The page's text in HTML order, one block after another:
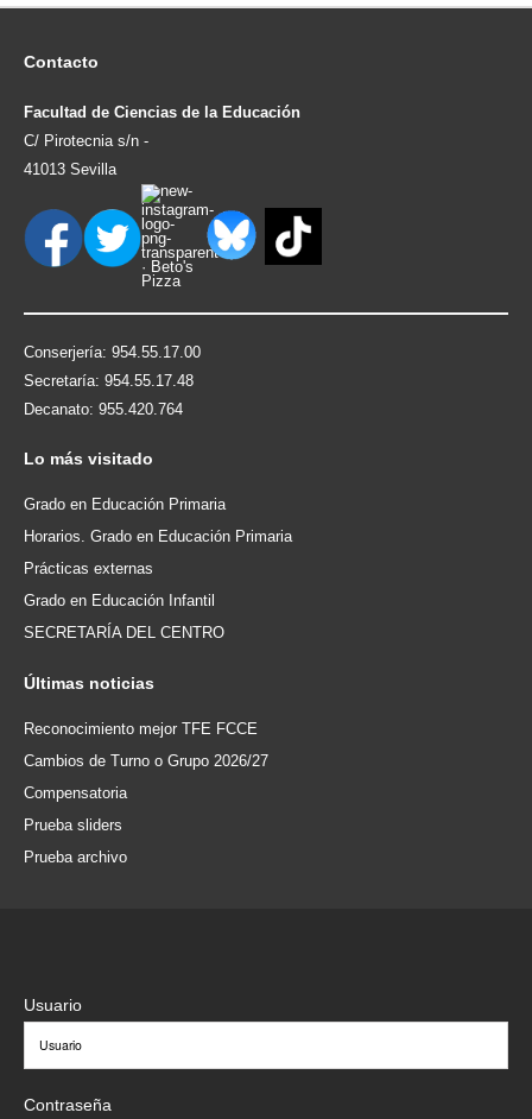
Contacto
Facultad de Ciencias de la Educación
C/ Pirotecnia s/n -
41013 Sevilla
Conserjería: 954.55.17.00
Secretaría: 954.55.17.48
Decanato: 955.420.764
Lo más visitado
Grado en Educación Primaria
Horarios. Grado en Educación Primaria
Prácticas externas
Grado en Educación Infantil
SECRETARÍA DEL CENTRO
Últimas noticias
Reconocimiento mejor TFE FCCE
Cambios de Turno o Grupo 2026/27
Compensatoria
Prueba sliders
Prueba archivo
Usuario
Contraseña